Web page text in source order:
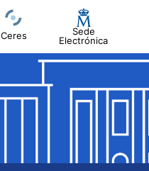
Ceres
Sede
Electrónica
Mostrar/Ocultar